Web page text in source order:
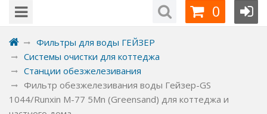
0
Фильтры для воды ГЕЙЗЕР
Системы очистки для коттеджа
Станции обезжелезивания
Фильтр обезжелезивания воды Гейзер-GS
1044/Runxin M-77 5Mn (Greensand) для коттеджа и